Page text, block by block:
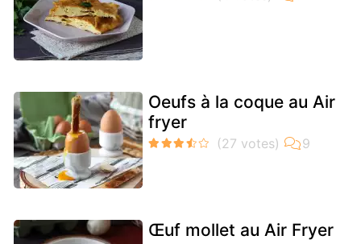
Oeufs à la coque au Air
fryer
Œuf mollet au Air Fryer